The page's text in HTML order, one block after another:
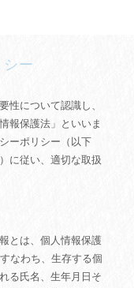
ー
性について認識し、
報保護法」といいま
ーポリシー（以下
に従い、適切な取扱
とは、個人情報保護
なわち、生存する個
る氏名、生年月日そ